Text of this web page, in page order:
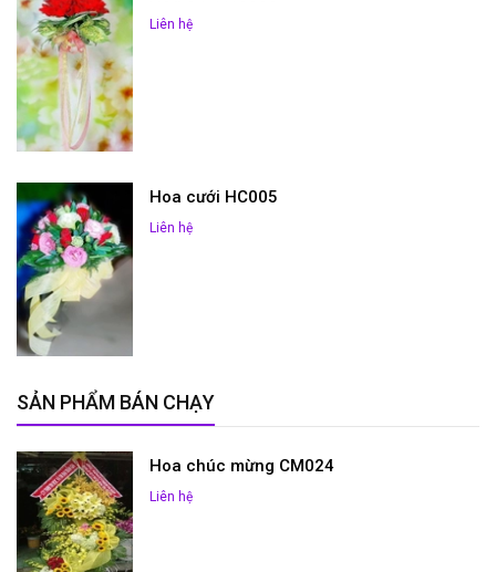
Liên hệ
Hoa cưới HC005
Liên hệ
SẢN PHẨM BÁN CHẠY
Hoa chúc mừng CM024
Liên hệ